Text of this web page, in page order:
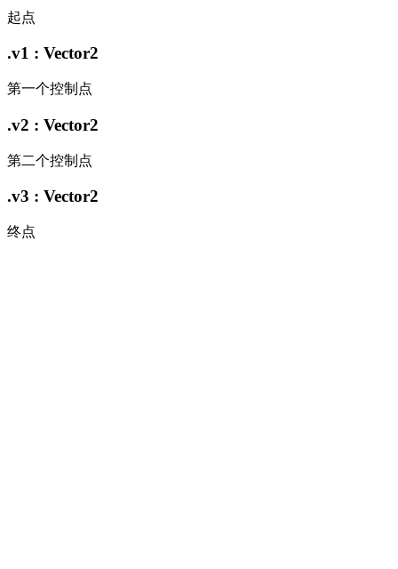
起点
.v1 : Vector2
第一个控制点
.v2 : Vector2
第二个控制点
.v3 : Vector2
终点